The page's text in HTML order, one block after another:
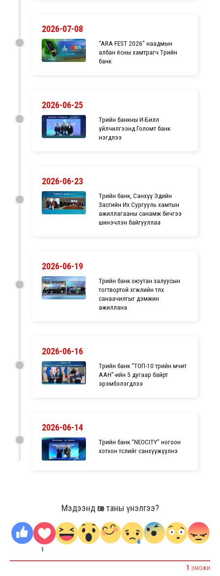
2026-07-08
“ARA FEST 2026” наадмын
албан ёсны хамтрагч Төрийн
банк
2026-06-25
Төрийн банкны И-Билл
үйлчилгээнд Голомт банк
нэгдлээ
2026-06-23
Төрийн банк, Санхүү Эдийн
Засгийн Их Сургууль хамтын
ажиллагааны санамж бичгээ
шинэчлэн байгууллаа
2026-06-19
Төрийн банк оюутан залуусын
тогтвортой хөгжлийн төлөөх
санаачилгыг дэмжин
ажиллана
2026-06-16
Төрийн банк “ТОП-10 төрийн өмчит
ААН”-ийн 5 дугаар байрт
эрэмбэлэгдлээ
2026-06-14
Төрийн банк “NEOCITY” ногоон
хотхон төслийг санхүүжүүлнэ
Мэдээнд өгөх таны үнэлгээ?
1
1 ЭМОЖИ